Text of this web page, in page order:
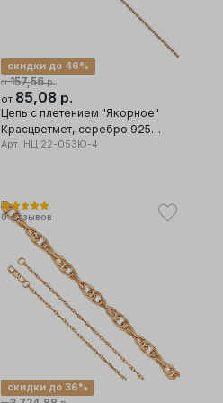
от157,56р.
скидки до 46%
от 85,08 р.
Цепь с плетением "Якорное"
Красцветмет, серебро 925
проба
Арт. НЦ 22-053Ю-4
0 отзывов
скидки до 36%